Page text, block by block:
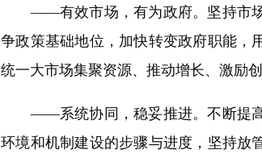
——有效市场，有为政府。坚持市场
争政策基础地位，加快转变政府职能，
统一大市场集聚资源、推动增长、激励
——系统协同，稳妥推进。不断提高
环境和机制建设的步骤与进度，坚持放